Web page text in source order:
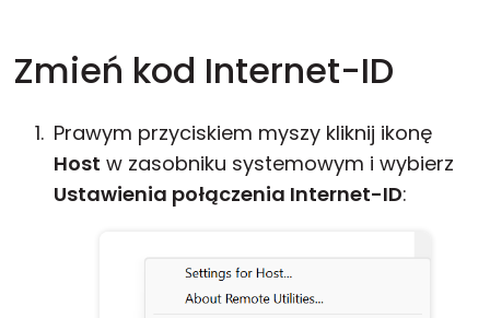
Zmień kod Internet-ID
Prawym przyciskiem myszy kliknij ikonę
Host w zasobniku systemowym i wybierz
Ustawienia połączenia Internet-ID: